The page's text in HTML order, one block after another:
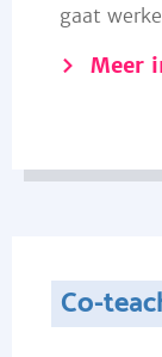
gaat
Meer
Co-